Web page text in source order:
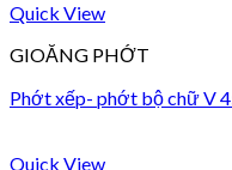
Quick View
GIOĂNG PHỚT
Phớt xếp- phớt bộ chữ V
Quick View